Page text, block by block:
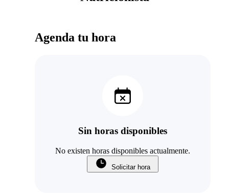
Agenda tu hora
Sin horas disponibles
No existen horas disponibles actualmente.
Solicitar hora